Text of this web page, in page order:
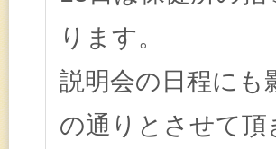
ります。
説明会の日程にも
の通りとさせて頂